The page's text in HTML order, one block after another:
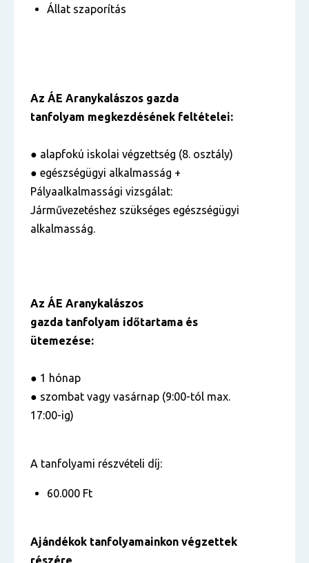
Állat szaporítás
Az ÁE Aranykalászos gazda
tanfolyam megkezdésének feltételei:
● alapfokú iskolai végzettség (8. osztály)
● egészségügyi alkalmasság +
Pályaalkalmassági vizsgálat:
Járművezetéshez szükséges egészségügyi
alkalmasság.
Az ÁE Aranykalászos
gazda tanfolyam időtartama és
ütemezése:
● 1 hónap
● szombat vagy vasárnap (9:00-tól max.
17:00-ig)
A tanfolyami részvételi díj:
60.000 Ft
Ajándékok tanfolyamainkon végzettek
részére